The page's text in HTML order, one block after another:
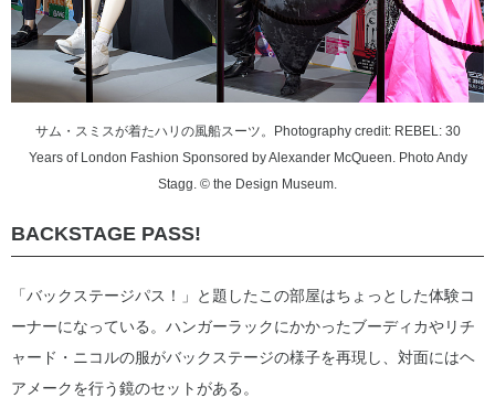
サム・スミスが着たハリの風船スーツ。Photography credit: REBEL: 30
Years of London Fashion Sponsored by Alexander McQueen. Photo Andy
Stagg. © the Design Museum.
BACKSTAGE PASS!
「バックステージパス！」と題したこの部屋はちょっとした体験コ
ーナーになっている。ハンガーラックにかかったブーディカやリチ
ャード・ニコルの服がバックステージの様子を再現し、対面にはヘ
アメークを行う鏡のセットがある。